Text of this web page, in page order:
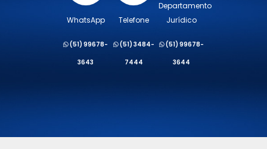
WhatsApp
(51) 99678-
3643
Telefone
(51) 3484-
7444
Departamento
Jurídico
(51) 99678-
3644